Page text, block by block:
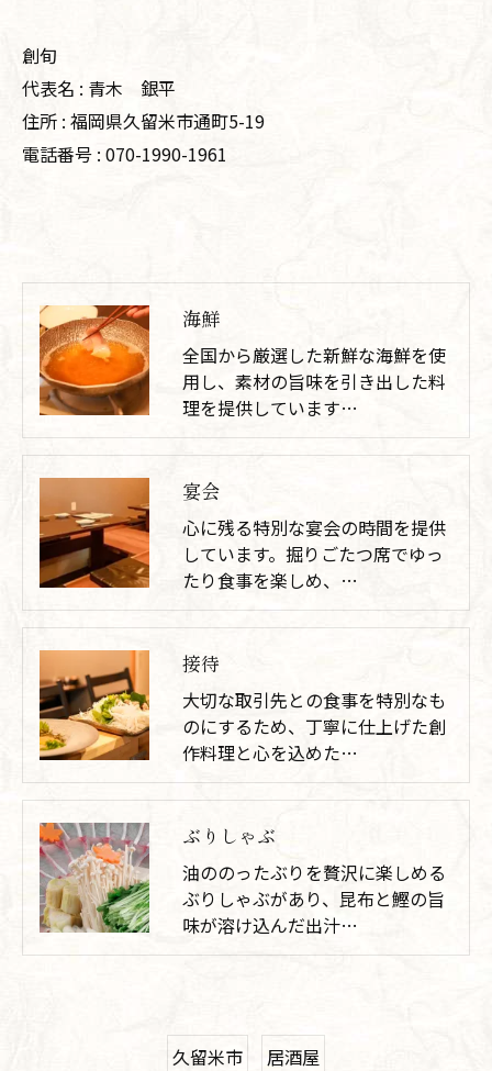
創旬
代表名 : 青木 銀平
住所 : 福岡県久留米市通町5-19
電話番号 : 070-1990-1961
海鮮
全国から厳選した新鮮な海鮮を使
用し、素材の旨味を引き出した料
理を提供しています…
宴会
心に残る特別な宴会の時間を提供
しています。掘りごたつ席でゆっ
たり食事を楽しめ、…
接待
大切な取引先との食事を特別なも
のにするため、丁寧に仕上げた創
作料理と心を込めた…
ぶりしゃぶ
油ののったぶりを贅沢に楽しめる
ぶりしゃぶがあり、昆布と鰹の旨
味が溶け込んだ出汁…
久留米市 居酒屋